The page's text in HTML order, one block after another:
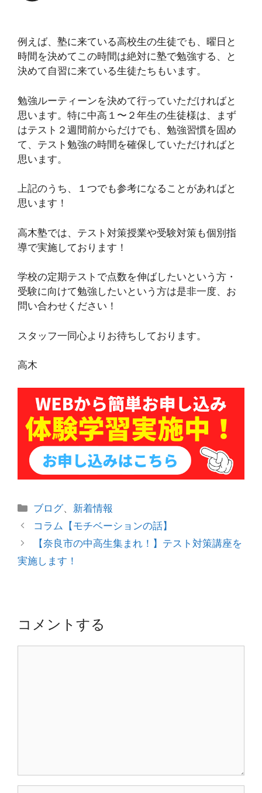
例えば、塾に来ている高校生の生徒でも、曜日と
時間を決めてこの時間は絶対に塾で勉強する、と
決めて自習に来ている生徒たちもいます。
勉強ルーティーンを決めて行っていただければと
思います。特に中高１〜２年生の生徒様は、まず
はテスト２週間前からだけでも、勉強習慣を固め
て、テスト勉強の時間を確保していただければと
思います。
上記のうち、１つでも参考になることがあればと
思います！
高木塾では、テスト対策授業や受験対策も個別指
導で実施しております！
学校の定期テストで点数を伸ばしたいという方・
受験に向けて勉強したいという方は是非一度、お
問い合わせください！
スタッフ一同心よりお待ちしております。
高木
カ
テ
ゴ
リ
ー
ブログ、 新着情報
投
稿
ナ
ビ
ョ
コラム【モチベーションの話】
【奈良市の中高生集まれ！】テスト対策講座を
実施します！
コメントする